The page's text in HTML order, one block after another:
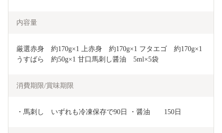
内容量
厳選赤身　約170g×1 上赤身　約170g×1 フタエゴ　約170g×1
うすばら　約50g×1 甘口馬刺し醤油　5ml×5袋
消費期限/賞味期限
・馬刺し　いずれも冷凍保存で90日 ・醤油　　150日